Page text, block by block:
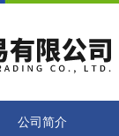
公司简介